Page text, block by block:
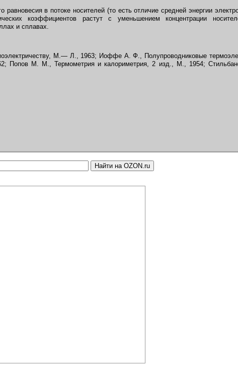
в потоке носителей (то есть отличие средней энергии
коэффициентов растут с уменьшением концентрации
и сплавах.
М.— Л., 1963; Иоффе А. Ф., Полупроводниковые
Попов М. М., Термометрия и калориметрия, 2 изд., М., 1954;